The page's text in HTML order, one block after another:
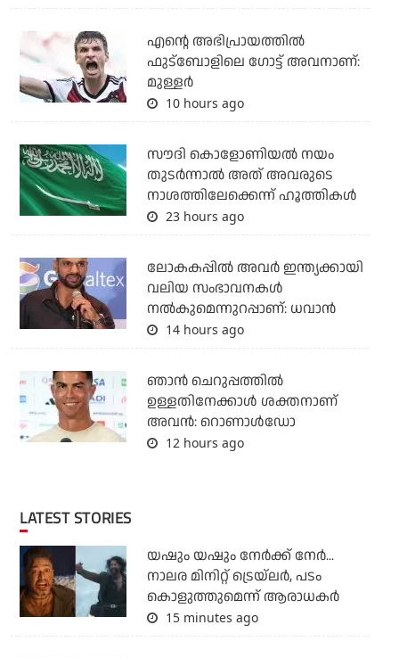
എന്റെ അഭിപ്രായത്തില്‍
ഫുട്‌ബോളിലെ ഗോട്ട് അവനാണ്:
മുള്ളര്‍
10 hours ago
സൗദി കൊളോണിയല്‍ നയം
തുടര്‍ന്നാല്‍ അത് അവരുടെ
നാശത്തിലേക്കെന്ന് ഹൂത്തികള്‍
23 hours ago
ലോകകപ്പിൽ അവര്‍ ഇന്ത്യക്കായി
വലിയ സംഭാവനകള്‍
നല്‍കുമെന്നുറപ്പാണ്: ധവാന്‍
14 hours ago
ഞാന്‍ ചെറുപ്പത്തില്‍
ഉള്ളതിനേക്കാള്‍ ശക്തനാണ്
അവന്‍: റൊണാള്‍ഡോ
12 hours ago
LATEST STORIES
യഷും യഷും നേര്‍ക്ക് നേര്‍...
നാലര മിനിറ്റ് ട്രെയ്‌ലര്‍, പടം
കൊളുത്തുമെന്ന് ആരാധകര്‍
15 minutes ago